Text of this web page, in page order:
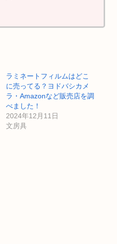
ラミネートフィルムはどこ
に売ってる？ヨドバシカメ
ラ・Amazonなど販売店を調
べました！
2024年12月11日
文房具